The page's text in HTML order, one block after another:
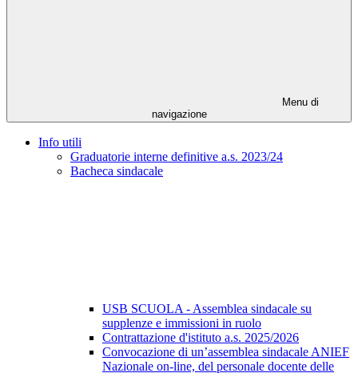
Menu di
navigazione
Info utili
Graduatorie interne definitive a.s. 2023/24
Bacheca sindacale
USB SCUOLA - Assemblea sindacale su
supplenze e immissioni in ruolo
Contrattazione d'istituto a.s. 2025/2026
Convocazione di un’assemblea sindacale ANIEF
Nazionale on-line, del personale docente delle